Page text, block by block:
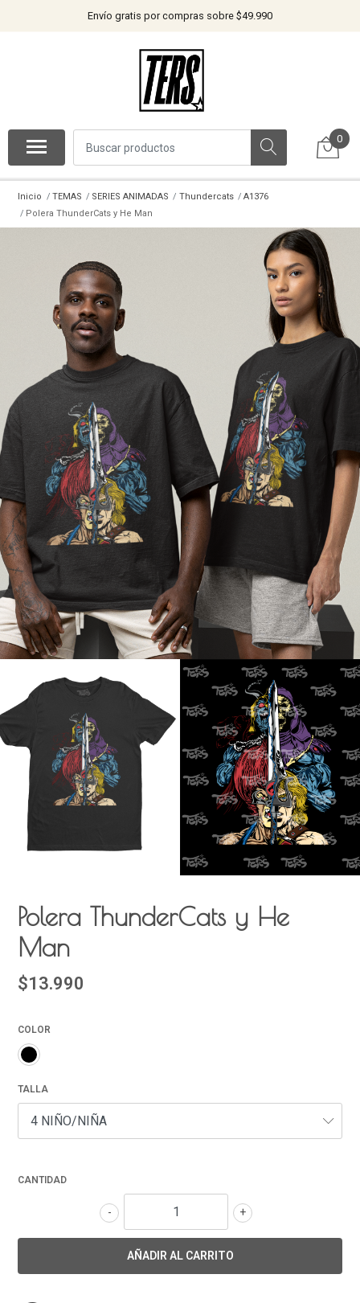
Envío gratis por compras sobre $49.990
0
Inicio TEMAS SERIES ANIMADAS Thundercats
A1376
Polera ThunderCats y He Man
Polera ThunderCats y He
Man
$13.990
COLOR
TALLA
CANTIDAD
+
-